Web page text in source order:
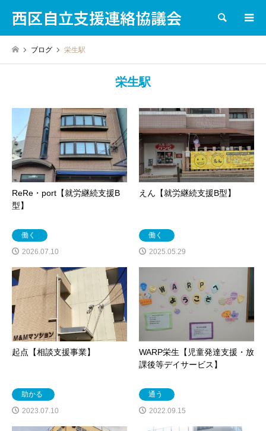
西区自立支援連絡協議会 検索
ブログ 栄生駅
栄生駅
ReRe・port【就労継続支援B
型】
働く
2026.07.10
えん【就労継続支援B型】
働く
2025.05.29
起点【相談支援事業】
助かる
2023.07.10
WARP栄生【児童発達支援・放
課後等デイサービス】
通う
2022.09.15